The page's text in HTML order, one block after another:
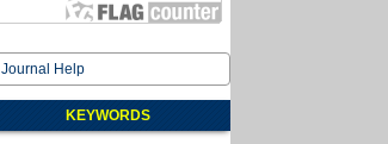
Journal Help
KEYWORDS